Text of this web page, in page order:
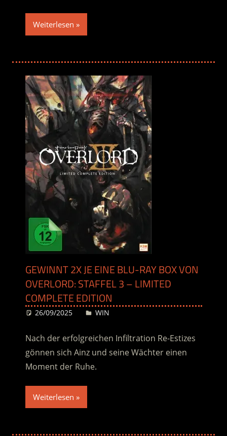
Weiterlesen
GEWINNT 2X JE EINE BLU-RAY BOX VON
OVERLORD: STAFFEL 3 – LIMITED
COMPLETE EDITION
26/09/2025 Desiree
WIN
Nach der erfolgreichen Infiltration Re-Estizes
gönnen sich Ainz und seine Wächter einen
Moment der Ruhe.
Weiterlesen